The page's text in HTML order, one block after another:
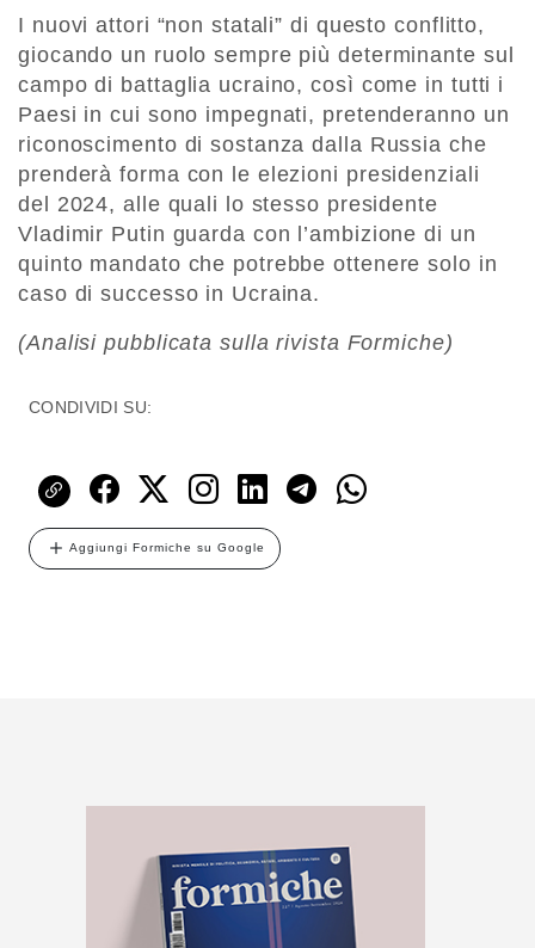
I nuovi attori “non statali” di questo conflitto,
giocando un ruolo sempre più determinante sul
campo di battaglia ucraino, così come in tutti i
Paesi in cui sono impegnati, pretenderanno un
riconoscimento di sostanza dalla Russia che
prenderà forma con le elezioni presidenziali
del 2024, alle quali lo stesso presidente
Vladimir Putin guarda con l’ambizione di un
quinto mandato che potrebbe ottenere solo in
caso di successo in Ucraina.
(Analisi pubblicata sulla rivista Formiche)
CONDIVIDI SU:
Aggiungi Formiche su Google